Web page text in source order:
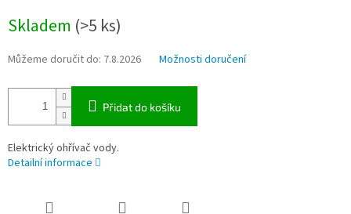
cena:
Skladem (>5 ks)
Můžeme doručit do: 7.8.2026 Možnosti doručení
Přidat do košíku
Elektrický ohřívač vody.
Detailní informace